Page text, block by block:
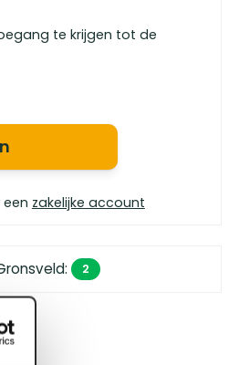
te krijgen tot de
zakelijke account
: 2